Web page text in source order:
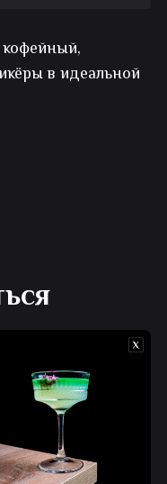
в идеальной